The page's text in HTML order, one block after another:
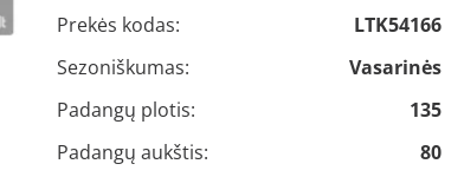
Prekės kodas:
LTK54166
Sezoniškumas:
Vasarinės
Padangų plotis:
135
Padangų aukštis:
80